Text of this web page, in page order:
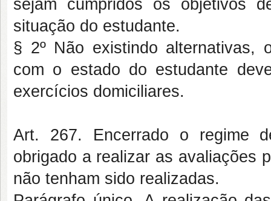
sejam cumpridos os objetivos
situação do estudante.
§ 2º Não existindo alternativas,
com o estado do estudante
exercícios domiciliares.
Art. 267. Encerrado o regime
obrigado a realizar as avaliações
não tenham sido realizadas.